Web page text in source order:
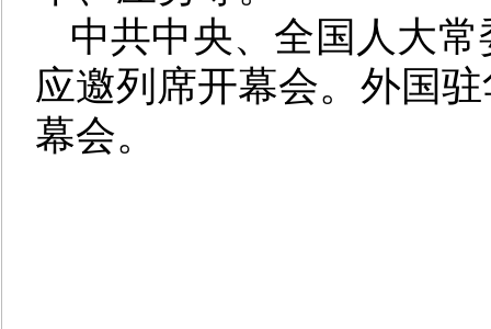
中共中央、全国人大
应邀列席开幕会。外国
幕会。